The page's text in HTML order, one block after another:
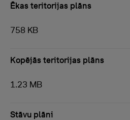
Ēkas teritorijas plāns
758 KB
Kopējās teritorijas plāns
1.23 MB
Stāvu plāni